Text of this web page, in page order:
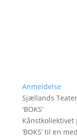
Anmeldelse
Sjællands Teater
'BOKS'
Kånstkollektivet
’BOKS’ til en